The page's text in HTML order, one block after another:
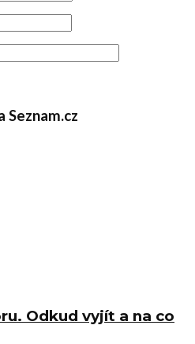
Seznam.cz
Odkud vyjít a na co